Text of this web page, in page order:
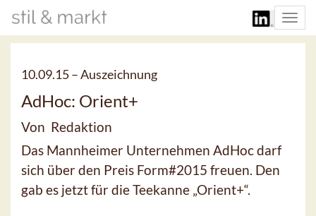
10.09.15 –Auszeichnung
AdHoc: Orient+
Von Redaktion
Das Mannheimer Unternehmen AdHoc darf
sich über den Preis Form#2015 freuen. Den
gab es jetzt für die Teekanne „Orient+“.